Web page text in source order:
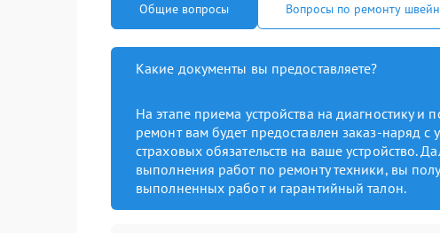
Общие вопросы Вопросы по ремонту
Какие документы вы предоставляете?
На этапе приема устройства на диагностику и
ремонт вам будет предоставлен заказ-наряд с
страховых обязательств на ваше устройство.
выполнения работ по ремонту техники, вы
выполненных работ и гарантийный талон.